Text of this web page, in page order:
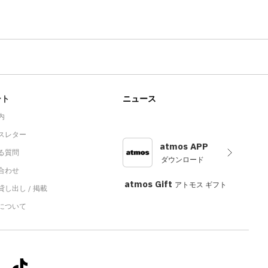
レター
質問
わせ
し出し / 掲載
ついて
ニュース
atmos APP
ダウンロード
atmos Gift アトモス ギフト